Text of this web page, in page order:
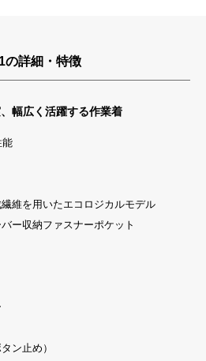
の詳細・特徴
幅広く活躍する作業着
能
維を用いたエコロジカルモデル
ー収納ファスナーポケット
ン止め）